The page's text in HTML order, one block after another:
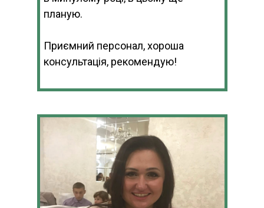
планую.
Приємний персонал, хороша
консультація, рекомендую!